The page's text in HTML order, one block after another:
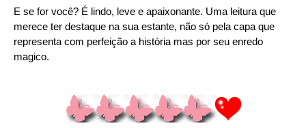
E se for você? É lindo, leve e apaixonante. Uma leitura que
merece ter destaque na sua estante, não só pela capa que
representa com perfeição a história mas por seu enredo
magico.